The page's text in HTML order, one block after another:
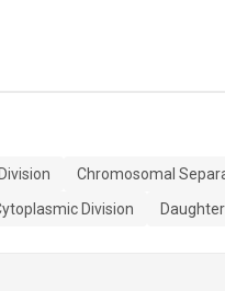
Chromosomal
Division